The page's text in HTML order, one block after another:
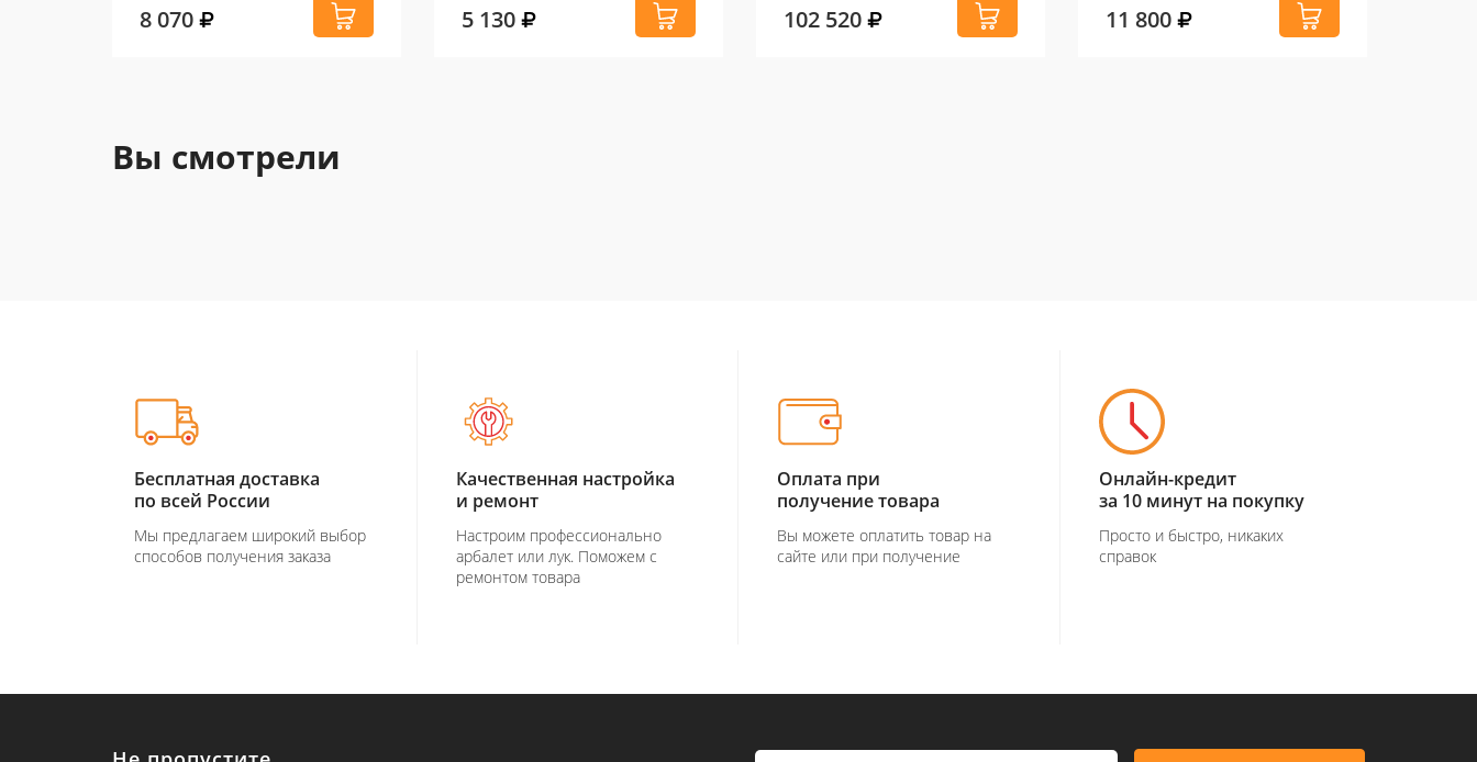
8 070 5 130 102 520 11 800
Вы смотрели
Бесплатная доставка
по всей России
Мы предлагаем широкий выбор
способов получения заказа
Качественная настройка
и ремонт
Настроим профессионально
арбалет или лук. Поможем с
ремонтом товара
Оплата при
получение товара
Вы можете оплатить товар на
сайте или при получение
Онлайн-кредит
за 10 минут на покупку
Просто и быстро, никаких
справок